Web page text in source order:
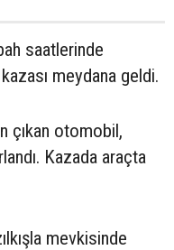
saatlerinde
meydana geldi.
çıkan otomobil,
Kazada araçta
mevkisinde